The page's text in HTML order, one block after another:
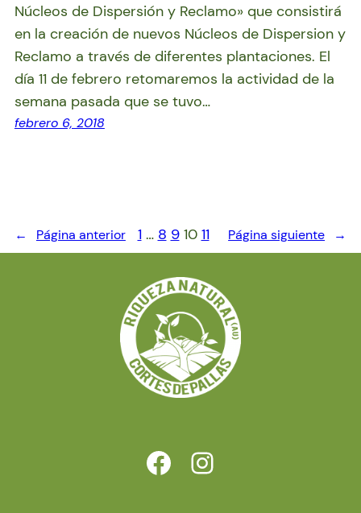
Núcleos de Dispersión y Reclamo» que consistirá
en la creación de nuevos Núcleos de Dispersion y
Reclamo a través de diferentes plantaciones. El
día 11 de febrero retomaremos la actividad de la
semana pasada que se tuvo…
febrero 6, 2018
← Página anterior 1 … 8 9 10 11 Página siguiente →
https://www.facebook.com/riquezanatural.cortesdepallas.es https://www.instagram.com/proyectoriqueza/